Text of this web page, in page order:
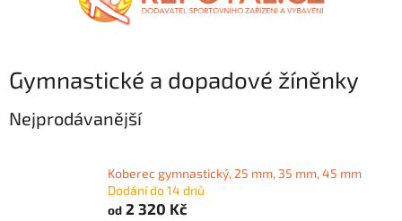
Gymnastické a dopadové žíněnky
Nejprodávanější
Koberec gymnastický, 25 mm, 35 mm, 45 mm
Dodání do 14 dnů
od 2 320 Kč